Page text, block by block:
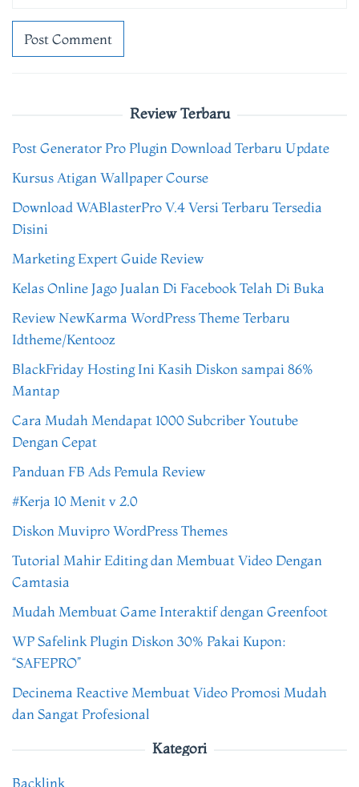
Review Terbaru
Post Generator Pro Plugin Download Terbaru Update
Kursus Atigan Wallpaper Course
Download WABlasterPro V.4 Versi Terbaru Tersedia
Disini
Marketing Expert Guide Review
Kelas Online Jago Jualan Di Facebook Telah Di Buka
Review NewKarma WordPress Theme Terbaru
Idtheme/Kentooz
BlackFriday Hosting Ini Kasih Diskon sampai 86%
Mantap
Cara Mudah Mendapat 1000 Subcriber Youtube
Dengan Cepat
Panduan FB Ads Pemula Review
#Kerja 10 Menit v 2.0
Diskon Muvipro WordPress Themes
Tutorial Mahir Editing dan Membuat Video Dengan
Camtasia
Mudah Membuat Game Interaktif dengan Greenfoot
WP Safelink Plugin Diskon 30% Pakai Kupon:
“SAFEPRO”
Decinema Reactive Membuat Video Promosi Mudah
dan Sangat Profesional
Kategori
Backlink